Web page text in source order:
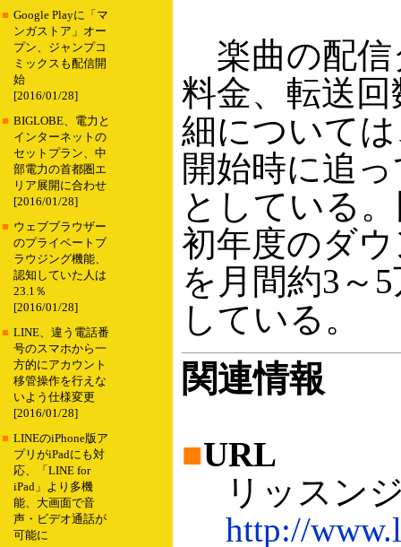
■ Google Playに「マ
ンガストア」オー
プン、ジャンプコ
ミックスも配信開
始
[2016/01/28]
■ BIGLOBE、電力と
インターネットの
セットプラン、中
部電力の首都圏エ
リア展開に合わせ
[2016/01/28]
■ ウェブブラウザー
のプライベートブ
ラウジング機能、
認知していた人は
23.1％
[2016/01/28]
■ LINE、違う電話番
号のスマホから一
方的にアカウント
移管操作を行えな
いよう仕様変更
[2016/01/28]
■ LINEのiPhone版ア
プリがiPadにも対
応、「LINE for
iPad」より多機
能、大画面で音
声・ビデオ通話が
可能に
楽曲の配信
料金、転送
細について
開始時に追
としている
初年度のダ
を月間約3～
している。
関連情報
■URL
リッスン
http://